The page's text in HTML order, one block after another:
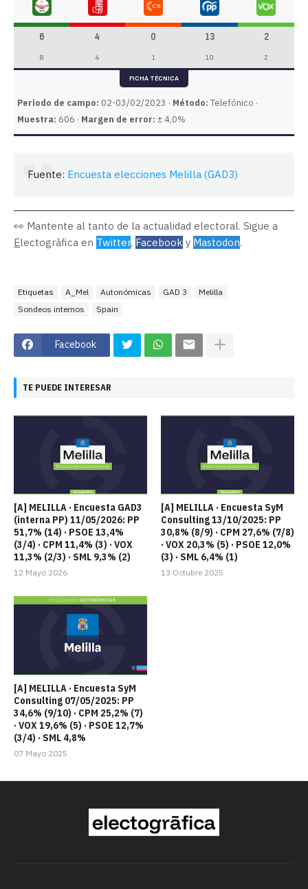
6 4 0 13 2
8 4 1 10 2
FICHA TÉCNICA
Periodo de campo: 02-03/02/2023 · Método: Telefónico ·
Muestra: 606 · Margen de error: ± 4,0%
Fuente: Encuesta elecciones Melilla (GAD3)
👀 Mantente al tanto de la actualidad electoral. Sigue a
Electogrāfica en Twitter, Facebook y Mastodon.
Etiquetas A_Mel Autonómicas GAD 3
Melilla
Sondeos internos
Spain
Facebook
TE PUEDE INTERESAR
[A] MELILLA · Encuesta GAD3
(interna PP) 11/05/2026: PP
51,7% (14) · PSOE 13,4%
(3/4) · CPM 11,4% (3) · VOX
11,3% (2/3) · SML 9,3% (2)
12 Mayo 2026
[A] MELILLA · Encuesta SyM
Consulting 13/10/2025: PP
30,8% (8/9) · CPM 27,6% (7/8)
· VOX 20,3% (5) · PSOE 12,0%
(3) · SML 6,4% (1)
13 Octubre 2025
[A] MELILLA · Encuesta SyM
Consulting 07/05/2025: PP
34,6% (9/10) · CPM 25,2% (7)
· VOX 19,6% (5) · PSOE 12,7%
(3/4) · SML 4,8%
07 Mayo 2025